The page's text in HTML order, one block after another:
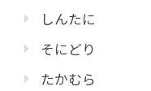
しんたに
そにどり
たかむら